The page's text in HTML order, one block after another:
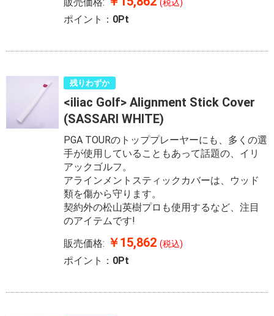
(税込)
ポイント： 0Pt
残りわずか
<iliac Golf> Alignment Stick Cover
(SASSARI WHITE)
PGA TOURのトッププレーヤーにも、多くの選
手が使用していることもあって話題の、イリ
アックゴルフ。
アラインメントスティックカバーは、ウッド
類を傷から守ります。
契約外の松山英樹プロも使用するなど、注目
のアイテムです!
販売価格: ￥15,862(税込)
ポイント： 0Pt